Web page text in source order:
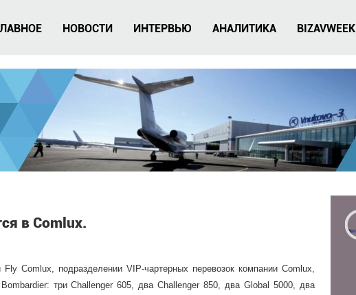
НОВОСТИ ИНТЕРВЬЮ АНАЛИТИКА BIZAVWEEK
в Comlux.
Fly Comlux, подразделении VIP-чартерных перевозок компании Comlux,
Bombardier: три Challenger 605, два Challenger 850, два Global 5000, два